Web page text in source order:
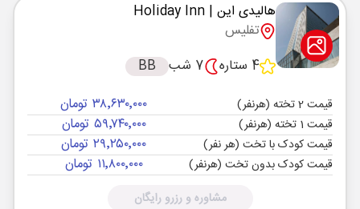
هالیدی این | Holiday Inn
تفلیس
4 ستاره
7 شب BB
قیمت 2 تخته (هرنفر) ۳۸٬۶۳۰٬۰۰۰ تومان
قیمت 1 تخته (هرنفر) ۵۹٬۷۴۰٬۰۰۰ تومان
قیمت کودک با تخت (هر نفر) ۲۹٬۲۵۰٬۰۰۰ تومان
قیمت کودک بدون تخت (هرنفر) ۱۱٬۸۰۰٬۰۰۰ تومان
مشاوره و رزرو رایگان